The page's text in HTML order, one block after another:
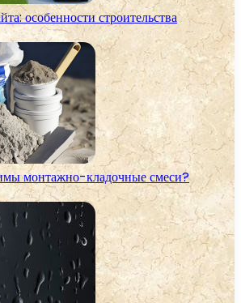
особенности строительства
монтажно-кладочные смеси?